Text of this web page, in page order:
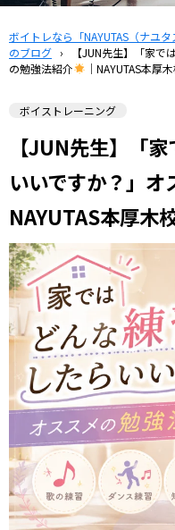
ボイトレなら「NAYUTAS（ナユタ
のブログ ›
【JUN先生】「家
の勉強法紹介
｜NAYUTAS本厚
ボイストレーニング
【JUN先生】「
いいですか？」
NAYUTAS本厚木